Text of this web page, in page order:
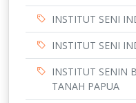
INSTITUT SENI
INSTITUT SENI
INSTITUT SENIN
TANAH PAPUA